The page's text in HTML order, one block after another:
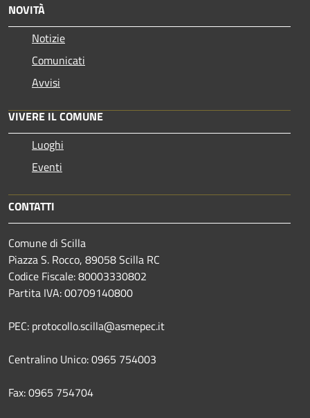
NOVITÀ
Notizie
Comunicati
Avvisi
VIVERE IL COMUNE
Luoghi
Eventi
CONTATTI
Comune di Scilla
Piazza S. Rocco, 89058 Scilla RC
Codice Fiscale: 80003330802
Partita IVA: 00709140800
PEC: protocollo.scilla@asmepec.it
Centralino Unico: 0965 754003
Fax: 0965 754704